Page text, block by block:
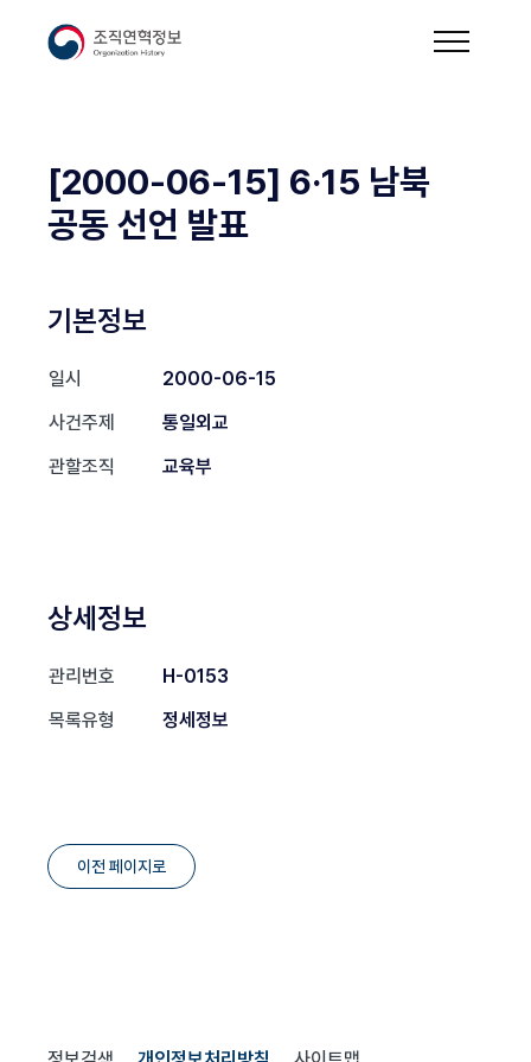
[2000-06-15] 6·15 남북
공동 선언 발표
기본정보
일시
2000-06-15
사건주제
통일외교
관할조직
교육부
상세정보
관리번호
H-0153
목록유형
정세정보
이전 페이지로